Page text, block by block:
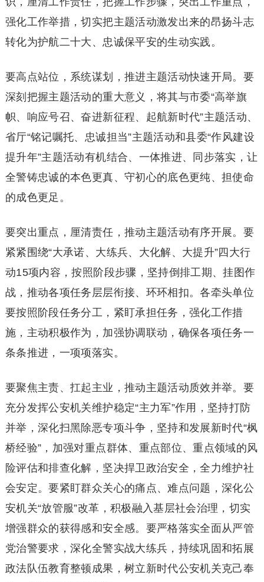
强化工作举措，切实把主题活动激发出来的昂扬斗志
转化为护航二十大、忠诚保平安的生动实践。
要高点站位，系统谋划，推进主题活动快速开局。要
深刻把握主题活动的重大意义，将其与市委“高举旗
帜、响应号召、奋进新征程、起航新时代”主题活动、
省厅“铭记嘱托、忠诚担当”主题活动和县委“作风建设
提升年”主题活动有机结合、一体推进、同步落实，让
全警铸忠诚的本色更真、守初心的底色更纯、担使命
的成色更足。
要突出重点，厘清责任，推动主题活动有序开展。要
紧紧围绕“大承诺、大练兵、大化解、大提升”四大行
动15项内容，按照阶段步骤，坚持倒排工期、挂图作
战，推动各项任务层层衔接、环环相扣。各牵头单位
要按照阶段任务分工，紧盯承担任务，强化工作措
施，主动积极作为，加强协调联动，确保各项任务一
条条推进，一项项落实。
要聚焦主责、扛起主业，推动主题活动质效并举。要
充分发挥公安机关维护稳定“主力军”作用，坚持打防
并举，深化扫黑除恶专项斗争，坚持和发展新时代“枫
桥经验”，加强对重点群体、重点部位、重点领域的风
险评估和排查化解，坚决捍卫政治安全，全力维护社
会安定。要紧盯群众关心的痛点、难点问题，深化公
安机关“放管服”改革，积极融入基层社会治理，切实
增强群众的获得感和安全感。要严格落实全面从严管
党治警要求，深化全警实战大练兵，持续巩固和拓展
政法队伍教育整顿成果，树立新时代公安机关克己奉